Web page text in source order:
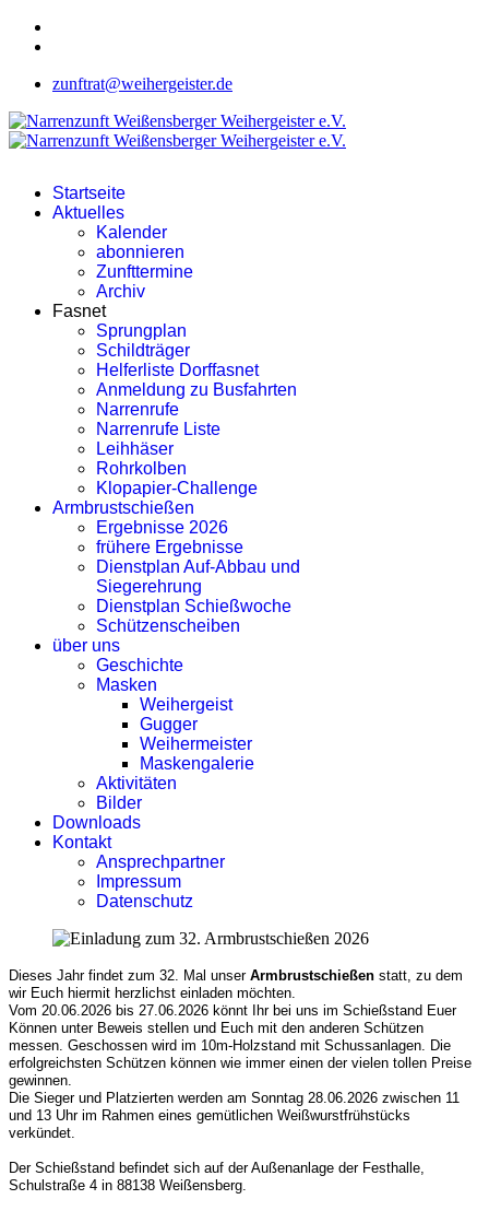
zunftrat@weihergeister.de
Startseite
Aktuelles
Kalender
abonnieren
Zunfttermine
Archiv
Fasnet
Sprungplan
Schildträger
Helferliste Dorffasnet
Anmeldung zu Busfahrten
Narrenrufe
Narrenrufe Liste
Leihhäser
Rohrkolben
Klopapier-Challenge
Armbrustschießen
Ergebnisse 2026
frühere Ergebnisse
Dienstplan Auf-Abbau und
Siegerehrung
Dienstplan Schießwoche
Schützenscheiben
über uns
Geschichte
Masken
Weihergeist
Gugger
Weihermeister
Maskengalerie
Aktivitäten
Bilder
Downloads
Kontakt
Ansprechpartner
Impressum
Datenschutz
Dieses Jahr findet zum 32. Mal unser Armbrustschießen statt, zu dem
wir Euch hiermit herzlichst einladen möchten.
Vom 20.06.2026 bis 27.06.2026 könnt Ihr bei uns im Schießstand Euer
Können unter Beweis stellen und Euch mit den anderen Schützen
messen. Geschossen wird im 10m-Holzstand mit Schussanlagen. Die
erfolgreichsten Schützen können wie immer einen der vielen tollen Preise
gewinnen.
Die Sieger und Platzierten werden am Sonntag 28.06.2026 zwischen 11
und 13 Uhr im Rahmen eines gemütlichen Weißwurstfrühstücks
verkündet.
Der Schießstand befindet sich auf der Außenanlage der Festhalle,
Schulstraße 4 in 88138 Weißensberg.